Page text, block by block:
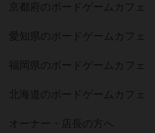
京都府のボードゲームカフェ
愛知県のボードゲームカフェ
福岡県のボードゲームカフェ
北海道のボードゲームカフェ
オーナー・店長の方へ